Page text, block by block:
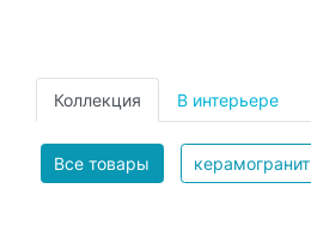
Коллекция В интерьере
Все товары керамогранит